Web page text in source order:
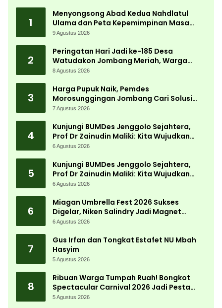
1
Menyongsong Abad Kedua Nahdlatul
Ulama dan Peta Kepemimpinan Masa
Depan Pasca Muktamar ke-35
9 Agustus 2026
2
Peringatan Hari Jadi ke-185 Desa
Watudakon Jombang Meriah, Warga
Tumpek Blek Padati Karnaval Budaya
8 Agustus 2026
3
Harga Pupuk Naik, Pemdes
Morosunggingan Jombang Cari Solusi
Lewat Kajian Akademik
7 Agustus 2026
4
Kunjungi BUMDes Jenggolo Sejahtera,
Prof Dr Zainudin Maliki: Kita Wujudkan
Kemandirian Ekonomi dengan Potensi
6 Agustus 2026
5
Kunjungi BUMDes Jenggolo Sejahtera,
Prof Dr Zainudin Maliki: Kita Wujudkan
Kemandirian Ekonomi dengan Potensi
6 Agustus 2026
6
Miagan Umbrella Fest 2026 Sukses
Digelar, Niken Salindry Jadi Magnet
Ribuan Pengunjung
6 Agustus 2026
7
Gus Irfan dan Tongkat Estafet NU Mbah
Hasyim
5 Agustus 2026
8
Ribuan Warga Tumpah Ruah! Bongkot
Spectacular Carnival 2026 Jadi Pesta
Kemerdekaan Terbesar di Peterongan
5 Agustus 2026